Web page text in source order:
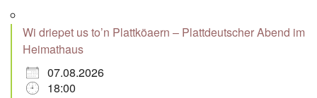
Wi driepet us to’n Plattköaern – Plattdeutscher Abend im
Heimathaus
07.08.2026
18:00